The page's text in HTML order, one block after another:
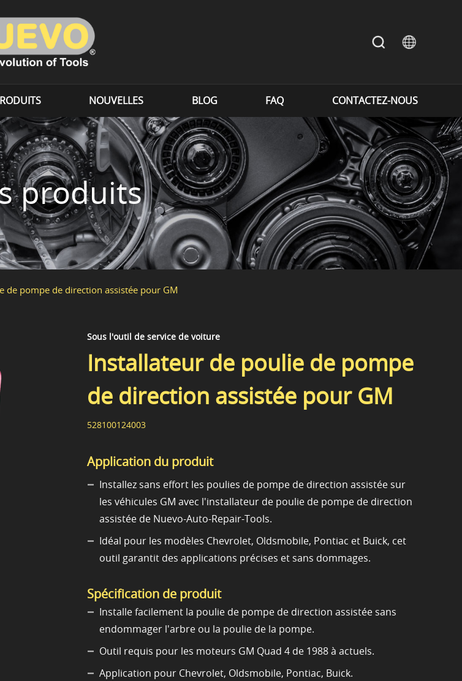
NOUVELLES BLOG FAQ CONTACTEZ-NOUS
produits
de pompe de direction assistée pour GM
Sous l'outil de service de voiture
Installateur de poulie de pompe
de direction assistée pour GM
528100124003
Application du produit
Installez sans effort les poulies de pompe de direction assistée sur
les véhicules GM avec l'installateur de poulie de pompe de direction
assistée de Nuevo-Auto-Repair-Tools.
Idéal pour les modèles Chevrolet, Oldsmobile, Pontiac et Buick, cet
outil garantit des applications précises et sans dommages.
Spécification de produit
Installe facilement la poulie de pompe de direction assistée sans
endommager l'arbre ou la poulie de la pompe.
Outil requis pour les moteurs GM Quad 4 de 1988 à actuels.
Application pour Chevrolet, Oldsmobile, Pontiac, Buick.